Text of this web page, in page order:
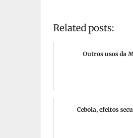
Related posts:
Outros usos da
Cebola, efeitos